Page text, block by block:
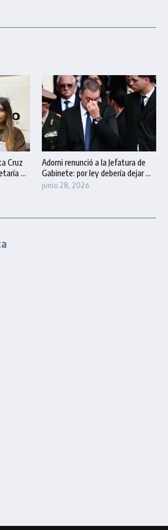
Cruz
...
Adorni renunció a la Jefatura de
Gabinete: por ley debería dejar ...
junio 28, 2026